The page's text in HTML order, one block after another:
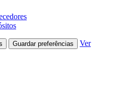
Guardar preferências
Ver